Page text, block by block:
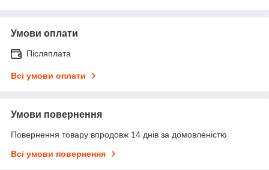
Умови оплати
Післяплата
Всі умови оплати
Умови повернення
Повернення товару впродовж 14 днів за домовленістю
Всі умови повернення